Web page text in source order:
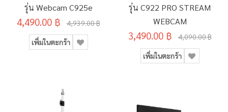
รุ่น Webcam C925e
4,490.00 ฿ 4,939.00 ฿
เพิ่มในตะกร้า
รุ่น C922 PRO STREAM
WEBCAM
3,490.00 ฿ 4,090.00 ฿
เพิ่มในตะกร้า